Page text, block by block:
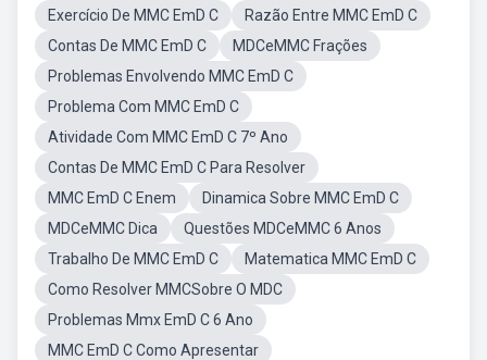
Exercício De MMC EmD C
Razão Entre MMC EmD C
Contas De MMC EmD C
MDCeMMC Frações
Problemas Envolvendo MMC EmD C
Problema Com MMC EmD C
Atividade Com MMC EmD C 7º Ano
Contas De MMC EmD C Para Resolver
MMC EmD C Enem
Dinamica Sobre MMC EmD C
MDCeMMC Dica
Questões MDCeMMC 6 Anos
Trabalho De MMC EmD C
Matematica MMC EmD C
Como Resolver MMCSobre O MDC
Problemas Mmx EmD C 6 Ano
MMC EmD C Como Apresentar